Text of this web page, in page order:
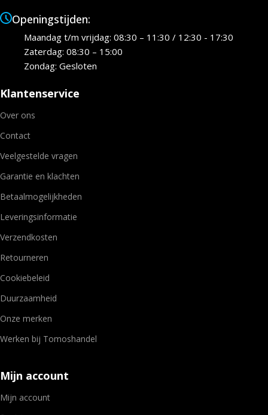
Openingstijden:
Maandag t/m vrijdag: 08:30 – 11:30 / 12:30 - 17:30
Zaterdag: 08:30 – 15:00
Zondag: Gesloten
Klantenservice
Over ons
Contact
Veelgestelde vragen
Garantie en klachten
Betaalmogelijkheden
Leveringsinformatie
Verzendkosten
Retourneren
Cookiebeleid
Duurzaamheid
Onze merken
Werken bij Tomoshandel
Mijn account
Mijn account